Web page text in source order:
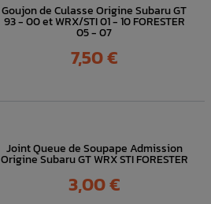
Goujon de Culasse Origine Subaru GT
93 - 00 et WRX/STI 01 - 10 FORESTER
05 - 07
Prix
7,50 €
Joint Queue de Soupape Admission
Origine Subaru GT WRX STI FORESTER
Prix
3,00 €